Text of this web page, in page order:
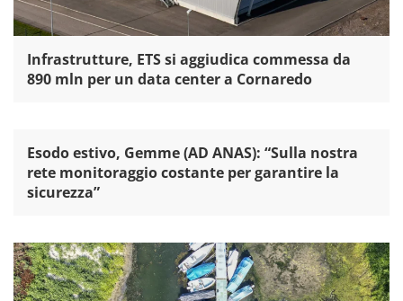
Infrastrutture, ETS si aggiudica commessa da
890 mln per un data center a Cornaredo
Esodo estivo, Gemme (AD ANAS): “Sulla nostra
rete monitoraggio costante per garantire la
sicurezza”